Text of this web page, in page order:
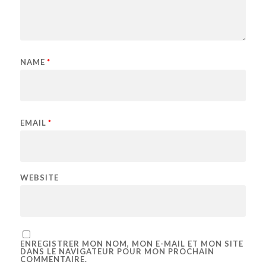
NAME *
EMAIL *
WEBSITE
ENREGISTRER MON NOM, MON E-MAIL ET MON SITE
DANS LE NAVIGATEUR POUR MON PROCHAIN
COMMENTAIRE.